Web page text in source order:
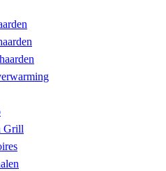
Grill